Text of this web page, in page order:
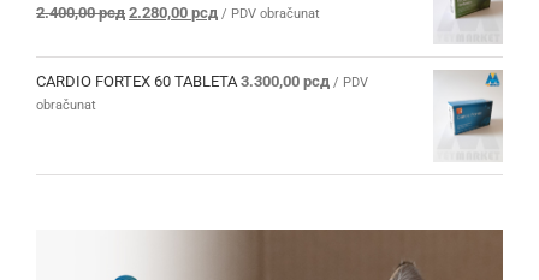
Ocenjeno
od 5
2.400,00рсд Originalna
je
bila:
2.280,00 рсдTrenutna
je:
2.280,00 рсд.
/ PDV obračunat
CARDIO FORTEX 60 TABLETA 3.300,00 рсд / PDV
obračunat